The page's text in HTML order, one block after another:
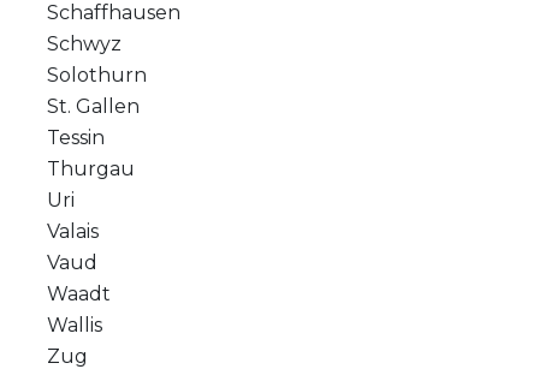
Schaffhausen
Schwyz
Solothurn
St. Gallen
Tessin
Thurgau
Uri
Valais
Vaud
Waadt
Wallis
Zug